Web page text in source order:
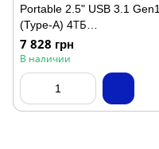
Portable 2.5" USB 3.1 Gen1
(Type-A) 4ТБ
(WDBU6Y0040BBK-WESN)
7 828 грн
В наличии